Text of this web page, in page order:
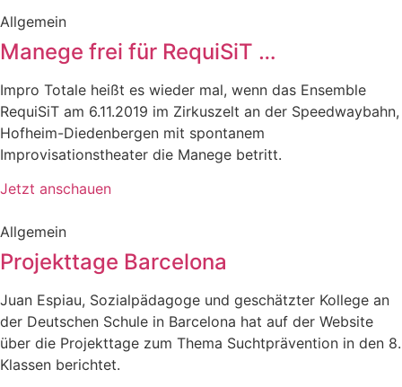
Allgemein
Manege frei für RequiSiT …
Impro Totale heißt es wieder mal, wenn das Ensemble
RequiSiT am 6.11.2019 im Zirkuszelt an der Speedwaybahn,
Hofheim-Diedenbergen mit spontanem
Improvisationstheater die Manege betritt.
Jetzt anschauen
Allgemein
Projekttage Barcelona
Juan Espiau, Sozialpädagoge und geschätzter Kollege an
der Deutschen Schule in Barcelona hat auf der Website
über die Projekttage zum Thema Suchtprävention in den 8.
Klassen berichtet.